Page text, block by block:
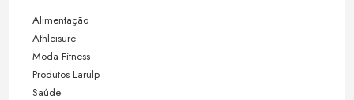
Alimentação
Athleisure
Moda Fitness
Produtos Larulp
Saúde